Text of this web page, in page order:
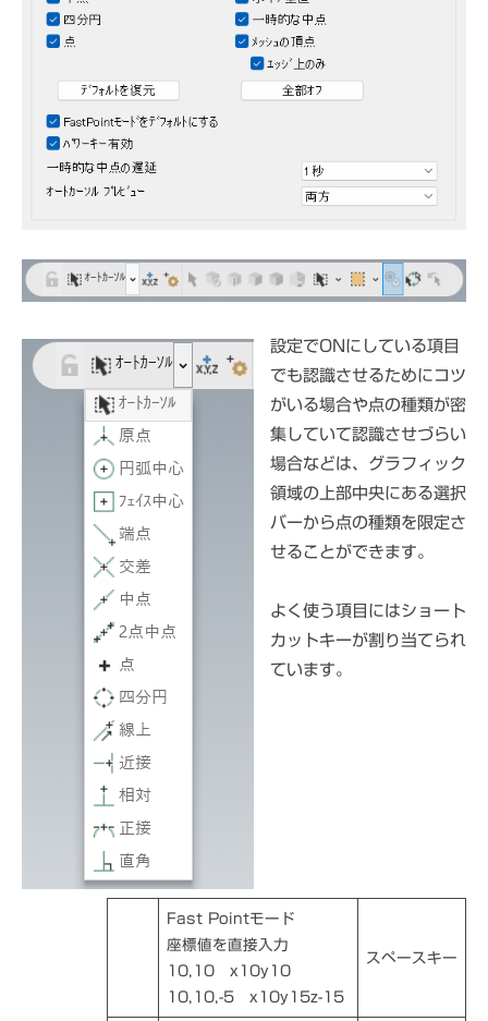
設定でONにしている項目
でも認識させるためにコツ
がいる場合や点の種類が密
集していて認識させづらい
場合などは、グラフィック
領域の上部中央にある選択
バーから点の種類を限定さ
せることができます。
よく使う項目にはショート
カットキーが割り当てられ
ています。
Fast Pointモード
座標値を直接入力
10,10 x10y10
10,10,-5 x10y15z-15
スペースキー